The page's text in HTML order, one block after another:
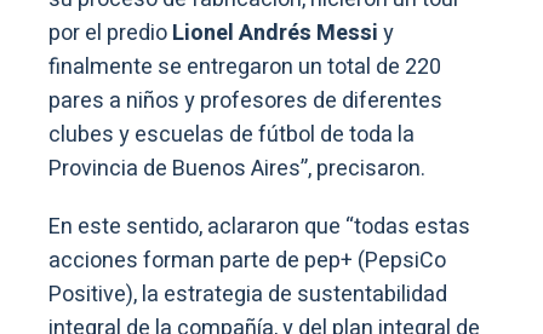
por el predioLionel Andrés Messiy
finalmente se entregaron un total de 220
pares a niños y profesores de diferentes
clubes y escuelas de fútbol de toda la
Provincia de Buenos Aires”, precisaron.
En este sentido, aclararon que “todas estas
acciones forman parte de pep+ (PepsiCo
Positive), la estrategia de sustentabilidad